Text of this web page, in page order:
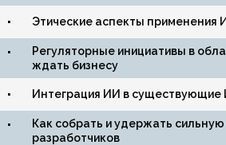
Этические аспекты применения
Регуляторные инициативы в
ждать бизнесу
Интеграция ИИ в
Как собрать и удержать
разработчиков